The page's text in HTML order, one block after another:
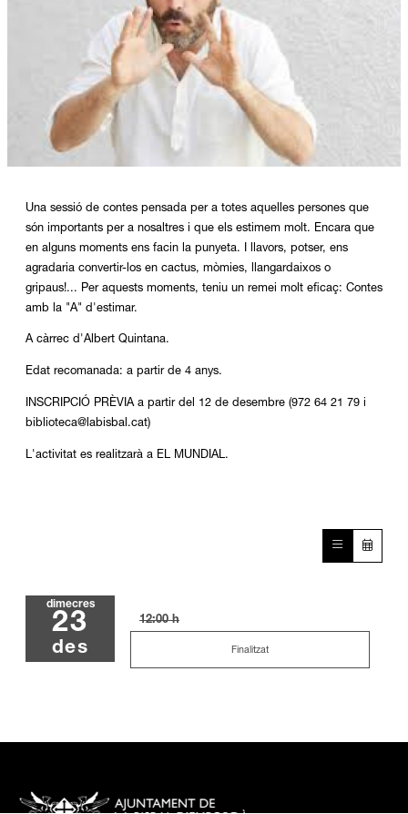
Una sessió de contes pensada per a totes aquelles persones que
són importants per a nosaltres i que els estimem molt. Encara que
en alguns moments ens facin la punyeta. I llavors, potser, ens
agradaria convertir-los en cactus, mòmies, llangardaixos o
gripaus!... Per aquests moments, teniu un remei molt eficaç: Contes
amb la "A" d'estimar.
A càrrec d'Albert Quintana.
Edat recomanada: a partir de 4 anys.
INSCRIPCIÓ PRÈVIA a partir del 12 de desembre (972 64 21 79 i
biblioteca@labisbal.cat)
L'activitat es realitzarà a EL MUNDIAL.
dimecres
23
des
12:00 h
Finalitzat